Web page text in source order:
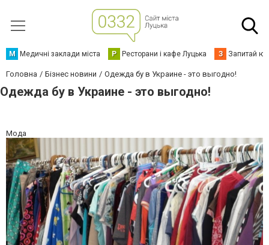
М Медичні заклади міста Р Ресторани і кафе Луцька З Запитай
Головна Бізнес новини Одежда бу в Украине - это выгодно!
Одежда бу в Украине - это выгодно!
Мода